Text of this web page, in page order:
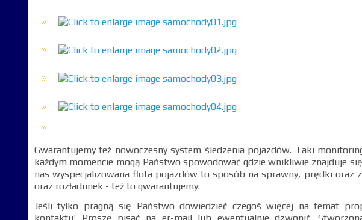
Gwarantujemy też nowoczesny system śledzenia pojazdów. Taki
każdym momencie mogą Państwo spowodować gdzie wnikliwie znajduje
nas wyspecjalizowana flota pojazdów to sposób na sprawny, prędki oraz
oraz rozładunek - też to gwarantujemy.
Jeśli tylko pragną się Państwo dowiedzieć czegoś więcej na temat